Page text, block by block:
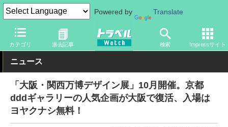
Powered by Translate
カテゴリ 過去記事 検索 Impressサイト
トラベル Watch イベント 国際博覧会 2025年大阪・関西万博
ニュース
「大阪・関西万博デザイン展」10月開催。京都
dddギャラリーの人気企画が大阪で復活、入場は
ヨヤクナシ無料！